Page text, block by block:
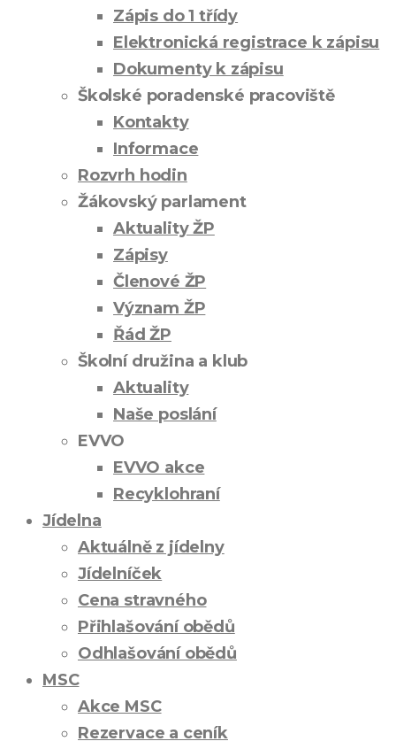
Zápis do 1 třídy
Elektronická registrace k zápisu
Dokumenty k zápisu
Školské poradenské pracoviště
Kontakty
Informace
Rozvrh hodin
Žákovský parlament
Aktuality ŽP
Zápisy
Členové ŽP
Význam ŽP
Řád ŽP
Školní družina a klub
Aktuality
Naše poslání
EVVO
EVVO akce
Recyklohraní
Jídelna
Aktuálně z jídelny
Jídelníček
Cena stravného
Přihlašování obědů
Odhlašování obědů
MSC
Akce MSC
Rezervace a ceník